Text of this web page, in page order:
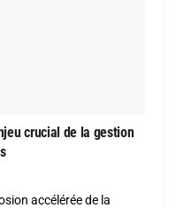
crucial de la gestion
accélérée de la